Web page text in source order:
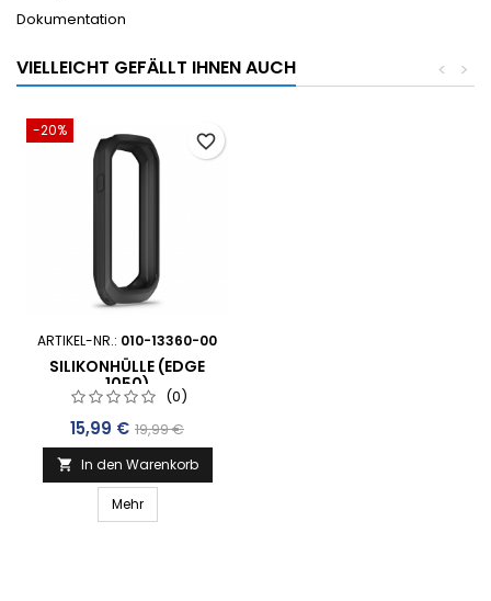
Dokumentation
VIELLEICHT GEFÄLLT IHNEN AUCH >
<
-20%
ARTIKEL-NR.: 010-13360-00
SILIKONHÜLLE (EDGE
1050)
(0)
Preis
15,99 € Verkaufspreis
19,99 €
 In den Warenkorb
Mehr
favorite_border